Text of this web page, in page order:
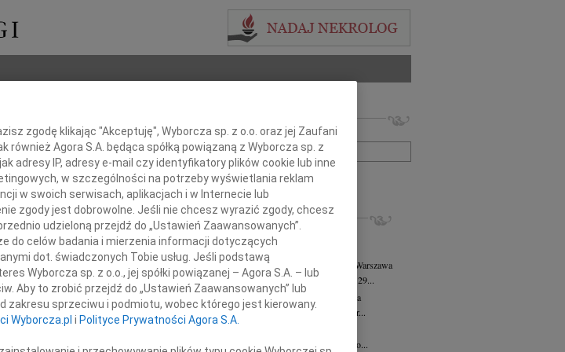
Imię i nazwisko lub numer ogłoszenia:
+ szukanie zaawansowane
INNE NEKROLOGI
07.08.2026Warszawa
Naszej kochanej i dzielnej Marylce Butruk...
Jacek Tadeusz Duniec
Warszawa
Z wielkim żalem przyjęliśmy wiadomość, że 29...
Małgorzata Kościelska
Warszawa
W dniu 3 sierpnia 2026 roku zmarła Profesor...
Eugeniusz Butruk
Z ogromnym żalem przyjęliśmy wiadomość o...
zgodę klikając "Akceptuję", Wyborcza sp. z o.o. oraz jej Zaufani
również Agora S.A. będąca spółką powiązaną z Wyborcza sp. z
adresy IP, adresy e-mail czy identyfikatory plików cookie lub inne
w szczególności na potrzeby wyświetlania reklam
w swoich serwisach, aplikacjach i w Internecie lub
zgody jest dobrowolne. Jeśli nie chcesz wyrazić zgody, chcesz
udzieloną przejdź do „Ustawień Zaawansowanych”.
do celów badania i mierzenia informacji dotyczących
dot. świadczonych Tobie usług. Jeśli podstawą
Wyborcza sp. z o.o., jej spółki powiązanej – Agora S.A. – lub
Aby to zrobić przejdź do „Ustawień Zaawansowanych” lub
sprzeciwu i podmiotu, wobec którego jest kierowany.
Wyborcza.pl i Polityce Prywatności Agora S.A.